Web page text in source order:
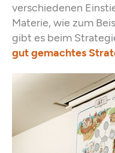
verschiedenen
Materie, wie zum
gibt es beim
gut gemachtes